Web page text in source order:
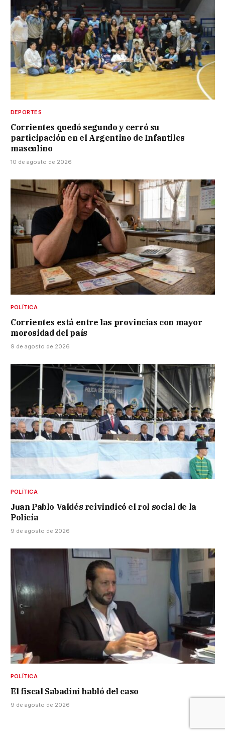
DEPORTES
Corrientes quedó segundo y cerró su
participación en el Argentino de Infantiles
masculino
10 de agosto de 2026
POLÍTICA
Corrientes está entre las provincias con mayor
morosidad del país
9 de agosto de 2026
POLÍTICA
Juan Pablo Valdés reivindicó el rol social de la
Policía
9 de agosto de 2026
POLÍTICA
El fiscal Sabadini habló del caso
9 de agosto de 2026